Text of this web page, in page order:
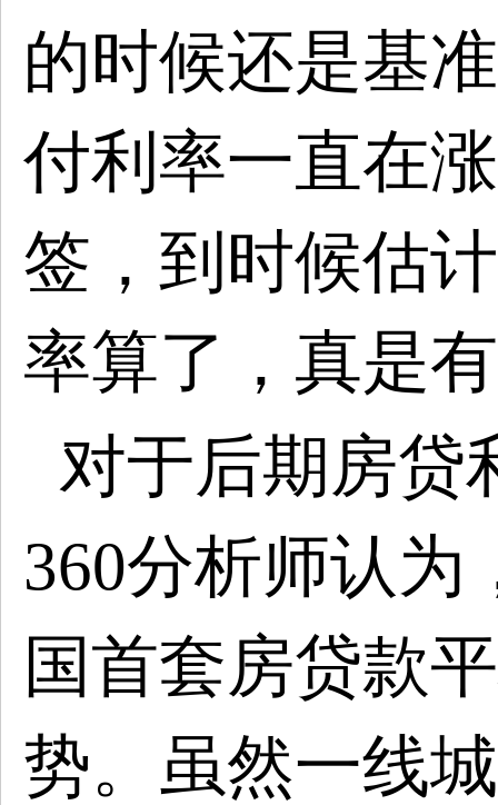
的时候还是基
付利率一直在
签，到时候估
率算了，真是
对于后期房贷
360分析师认为
国首套房贷款
势。虽然一线